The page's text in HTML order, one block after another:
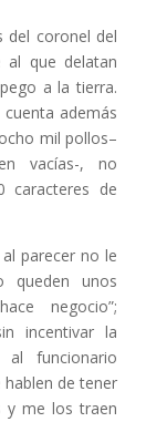
del coronel del
al que delatan
a la tierra.
además
mil pollos–
vacías-, no
caracteres de
parecer no le
queden unos
negocio”;
incentivar la
al funcionario
hablen de tener
y me los traen